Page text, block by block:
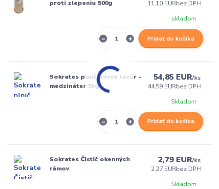
proti zlepeniu 500g 11,10 EURbez DPH
skladom
Pridať do košíka
Sokrates plnič pórov lazúr -
medzináter 5kg
54,85 EUR/ks
44,59 EURbez DPH
Skladom
Pridať do košíka
Sokrates Čistič okenných
rámov
2,79 EUR/ks
2,27 EURbez DPH
Skladom